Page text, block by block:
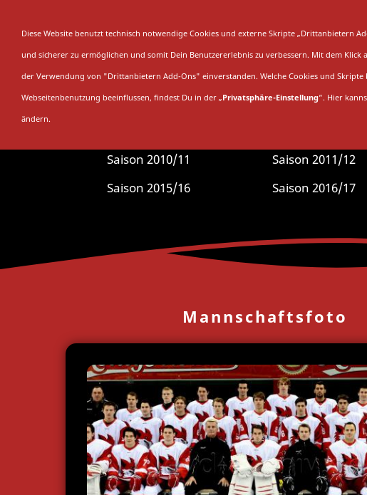
Saison 2010/11
Saison 2011/12
Saison 2015/16
Saison 2016/17
Mannschaftsfoto
Diese Website benutzt technisch notwendige Cookies und externe Skripte „Drittanbietern
und sicherer zu ermöglichen und somit Dein Benutzererlebnis zu verbessern. Mit dem Klick
der Verwendung von "Drittanbietern Add-Ons" einverstanden. Welche Cookies und
Webseitenbenutzung beeinflussen, findest Du in der „Privatsphäre-Einstellung“. Hier
ändern.